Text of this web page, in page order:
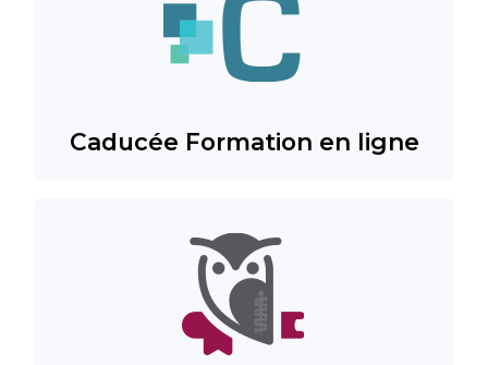
Caducée Formation en ligne